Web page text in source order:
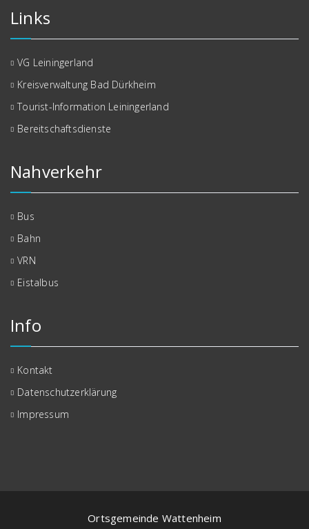
Links
VG Leiningerland
Kreisverwaltung Bad Dürkheim
Tourist-Information Leiningerland
Bereitschaftsdienste
Nahverkehr
Bus
Bahn
VRN
Eistalbus
Info
Kontakt
Datenschutzerklärung
Impressum
Ortsgemeinde Wattenheim